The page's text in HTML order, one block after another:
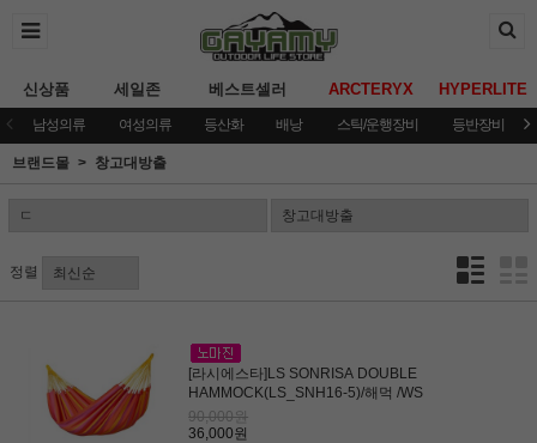
신상품 세일존 베스트셀러 ARCTERYX HYPERLITE
남성의류 여성의류 등산화 배낭 스틱/운행장비 등반장비
브랜드몰 창고대방출
정렬
[라시에스타]LS SONRISA DOUBLE
HAMMOCK(LS_SNH16-5)/해먹 /WS
90,000원
36,000원